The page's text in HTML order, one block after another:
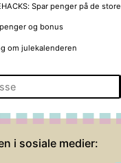
Spar penger på de
og bonus
om julekalenderen
i sosiale medier: